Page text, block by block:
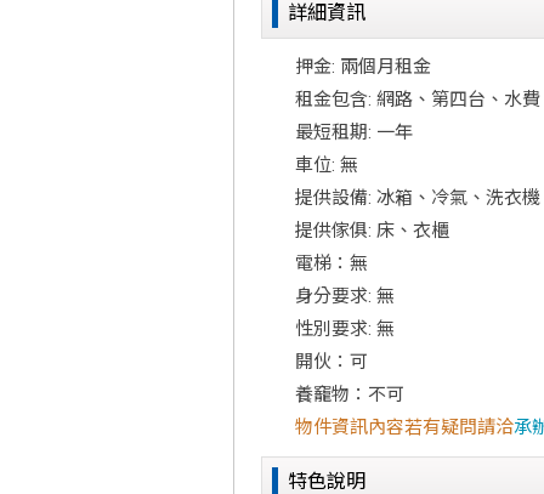
詳細資訊
押金: 兩個月租金
租金包含: 網路、第四台、水費
最短租期: 一年
車位: 無
提供設備: 冰箱、冷氣、洗衣
提供傢俱: 床、衣櫃
電梯：無
身分要求: 無
性別要求: 無
開伙：可
養竉物：不可
物件資訊內容若有疑問請洽承
特色說明